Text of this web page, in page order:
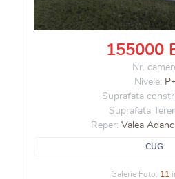
155000
Nr.
Nivele:
Suprafata
Suprafata
Reper: Valea
CUG
Galerie Foto: 11